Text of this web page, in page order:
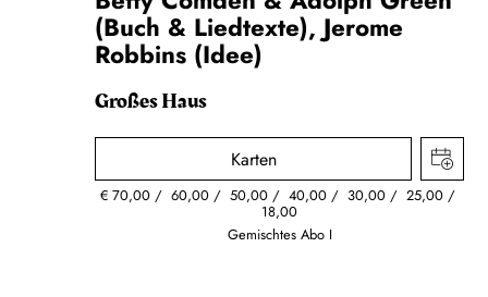
(Buch & Liedtexte), Jerome
Robbins (Idee)
Großes Haus
Karten
€ 70,00 60,00 50,00 40,00 30,00 25,00
18,00
Gemischtes Abo I